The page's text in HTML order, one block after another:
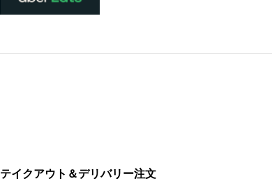
テイクアウト＆デリバリー注文